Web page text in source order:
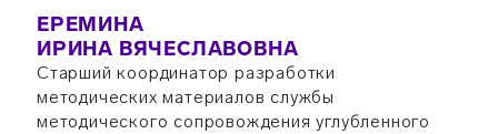
ЕРЕМИНА
ИРИНА ВЯЧЕСЛАВОВНА
Старший координатор разработки
методических материалов службы
методического сопровождения углубленного